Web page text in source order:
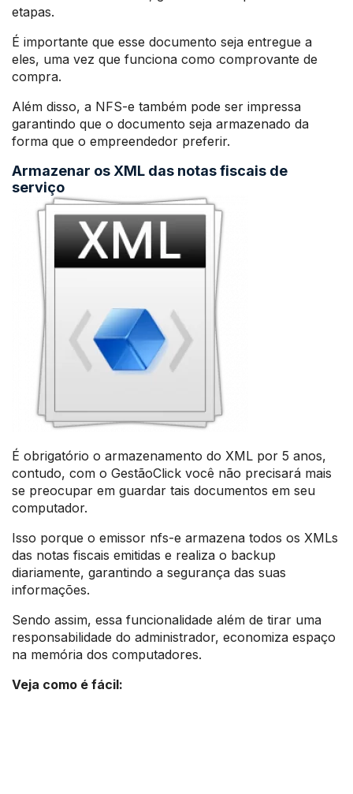
etapas.
É importante que esse documento seja entregue a
eles, uma vez que funciona como comprovante de
compra.
Além disso, a NFS-e também pode ser impressa
garantindo que o documento seja armazenado da
forma que o empreendedor preferir.
Armazenar os XML das notas fiscais de
serviço
É obrigatório o armazenamento do XML por 5 anos,
contudo, com o GestãoClick você não precisará mais
se preocupar em guardar tais documentos em seu
computador.
Isso porque o emissor nfs-e armazena todos os XMLs
das notas fiscais emitidas e realiza o backup
diariamente, garantindo a segurança das suas
informações.
Sendo assim, essa funcionalidade além de tirar uma
responsabilidade do administrador, economiza espaço
na memória dos computadores.
Veja como é fácil: